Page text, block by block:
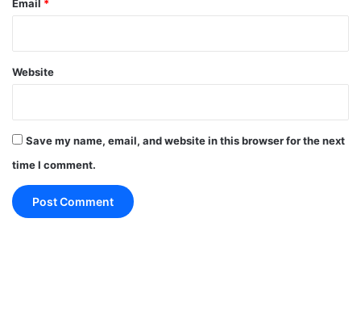
दिल्ली के स्कूल
Email *
Website
Save my name, email, and website in this browser for the next
time I comment.